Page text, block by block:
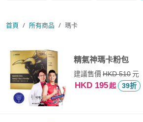
首頁 所有商品 瑪卡
精氣神瑪卡粉包
建議售價HKD 510元
HKD 195起 39折